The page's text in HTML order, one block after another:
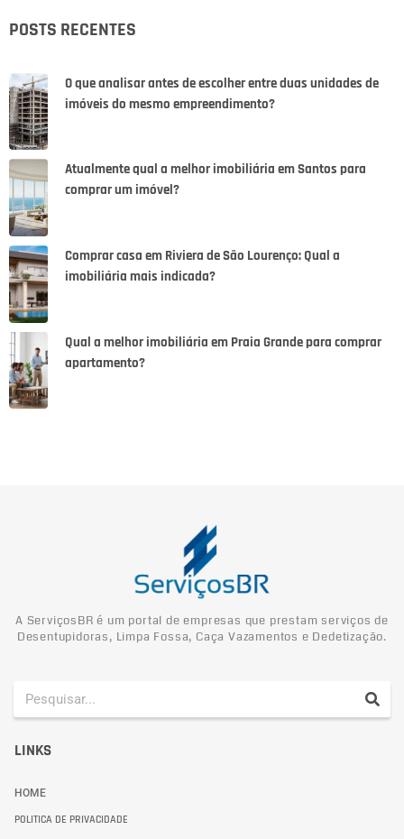
POSTS RECENTES
O que analisar antes de escolher entre duas unidades de
imóveis do mesmo empreendimento?
Atualmente qual a melhor imobiliária em Santos para
comprar um imóvel?
Comprar casa em Riviera de São Lourenço: Qual a
imobiliária mais indicada?
Qual a melhor imobiliária em Praia Grande para comprar
apartamento?
A ServiçosBR é um portal de empresas que prestam serviços de
Desentupidoras, Limpa Fossa, Caça Vazamentos e Dedetização.
LINKS
HOME
POLITICA DE PRIVACIDADE